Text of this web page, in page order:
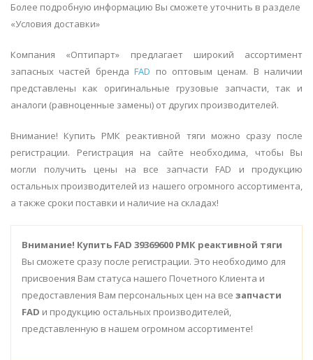
Более подробную информацию Вы сможете уточнить в разделе
«Условия доставки»
Компания «Оптипарт» предлагает широкий ассортимент
запасных частей брендаFAD по оптовым ценам. В наличии
представлены как оригинальные грузовые запчасти, так и
аналоги (равноценные замены) от других производителей.
Внимание! Купить РМК реактивной тяги можно сразу после
регистрации. Регистрация на сайте необходима, чтобы Вы
могли получить цены на все запчасти FAD и продукцию
остальных производителей из нашего огромного ассортимента,
а также сроки поставки и наличие на складах!
Внимание! Купить FAD 39369600 РМК реактивной тяги
Вы сможете сразу после регистрации. Это необходимо для
присвоения Вам статуса нашего Почетного Клиента и
предоставления Вам персональных цен на все запчасти
FAD и продукцию остальных производителей,
представленную в нашем огромном ассортименте!